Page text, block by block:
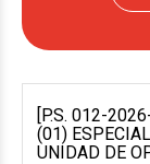
[P.S. 012-
(01)
UNIDAD DE